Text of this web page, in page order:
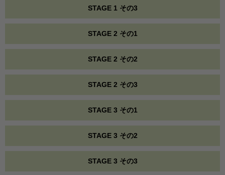
STAGE 1 その3
STAGE 2 その1
STAGE 2 その2
STAGE 2 その3
STAGE 3 その1
STAGE 3 その2
STAGE 3 その3